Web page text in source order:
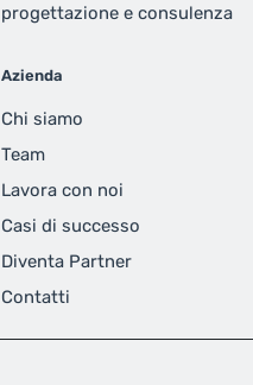
progettazione e consulenza
Azienda
Chi siamo
Team
Lavora con noi
Casi di successo
Diventa Partner
Contatti